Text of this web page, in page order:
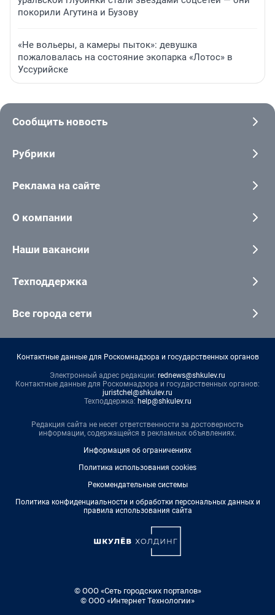
покорили Агутина и Бузову
«Не вольеры, а камеры пыток»: девушка
пожаловалась на состояние экопарка «Лотос» в
Уссурийске
Сообщить новость
Рубрики
Реклама на сайте
О компании
Наши вакансии
Техподдержка
Все города сети
Контактные данные для Роскомнадзора и государственных органов
Электронный адрес редакции: rednews@shkulev.ru
Контактные данные для Роскомнадзора и государственных органов:
juristchel@shkulev.ru
Техподдержка: help@shkulev.ru
Редакция сайта не несет ответственности за достоверность
информации, содержащейся в рекламных объявлениях.
Информация об ограничениях
Политика использования cookies
Рекомендательные системы
Политика конфиденциальности и обработки персональных данных и
правила использования сайта
© ООО «Сеть городских порталов»
© ООО «Интернет Технологии»